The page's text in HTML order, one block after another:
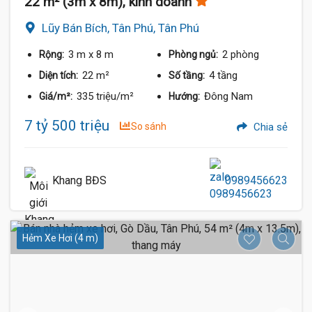
Lũy Bán Bích, Tân Phú, Tân Phú
Rộng: 3 m x 8 m Phòng ngủ: 2 phòng
Diện tích: 22 m² Số tầng: 4 tầng
Giá/m²: 335 triệu/m² Hướng: Đông Nam
7 tỷ 500 triệu So sánh Chia sẻ
Khang BĐS 0989456623
Hẻm Xe Hơi (4 m)